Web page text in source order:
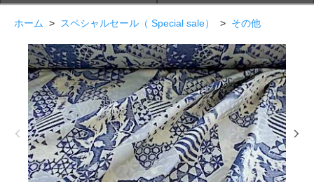
ホーム > スペシャルセール（ Special sale） > その他